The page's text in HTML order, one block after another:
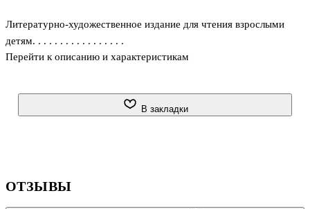
Литературно-художественное издание для чтения взрослыми
детям. . . . . . . . . . . . . . . . .
Перейти к описанию и характеристикам
В закладки
ОТЗЫВЫ